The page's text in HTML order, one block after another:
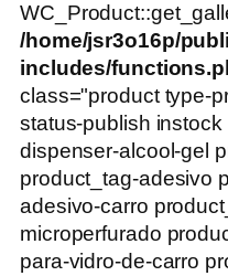
/home/jsr3o16p/
includes/
class="product type-
status-publish
dispenser-alcool-gel
product_tag-adesivo
adesivo-carro
microperfurado
para-vidro-de-carro